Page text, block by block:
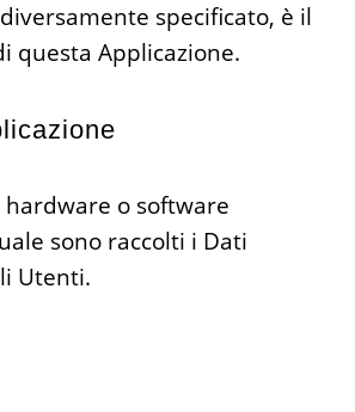
specificato, è il
questa Applicazione.
o software
sono raccolti i Dati
Utenti.